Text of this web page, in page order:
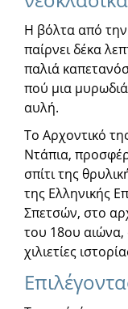
Η βόλτα από
παίρνει δέκα
παλιά
πού μια
αυλή.
Το Αρχοντικό
Ντάπια,
σπίτι της
της Ελληνικής
Σπετσών, στο
του 18ου
χιλιετίες